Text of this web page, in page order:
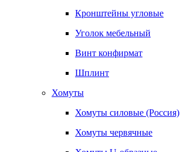
Кронштейны угловые
Уголок мебельный
Винт конфирмат
Шплинт
Хомуты
Хомуты силовые (Россия)
Хомуты червячные